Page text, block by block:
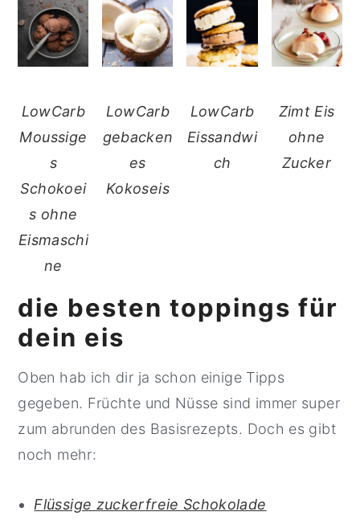
LowCarb
Moussige
s
Schokoei
s ohne
Eismaschi
ne
LowCarb
gebacken
es
Kokoseis
LowCarb
Eissandwi
ch
Zimt Eis
ohne
Zucker
die besten toppings für
dein eis
Oben hab ich dir ja schon einige Tipps
gegeben. Früchte und Nüsse sind immer super
zum abrunden des Basisrezepts. Doch es gibt
noch mehr:
Flüssige zuckerfreie Schokolade